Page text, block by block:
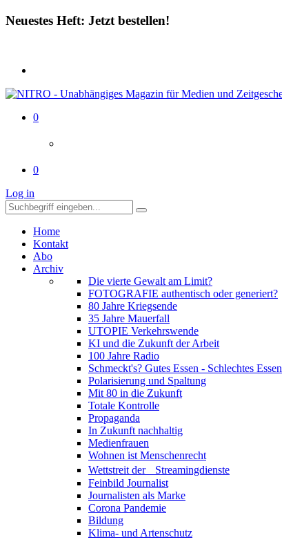
Neuestes Heft: Jetzt bestellen!
0
0
Log in
Home
Kontakt
Abo
Archiv
Die vierte Gewalt am Limit?
FOTOGRAFIE authentisch oder generiert?
80 Jahre Kriegsende
35 Jahre Mauerfall
UTOPIE Verkehrswende
KI und die Zukunft der Arbeit
100 Jahre Radio
Schmeckt's? Gutes Essen - Schlechtes Essen
Polarisierung und Spaltung
Mit 80 in die Zukunft
Totale Kontrolle
Propaganda
In Zukunft nachhaltig
Medienfrauen
Wohnen ist Menschenrecht
Wettstreit der Streamingdienste
Feinbild Journalist
Journalisten als Marke
Corona Pandemie
Bildung
Klima- und Artenschutz